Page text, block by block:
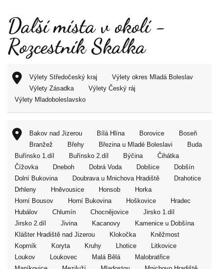
Další místa v okolí -
Rozcestník Skalka
Výlety Středočeský kraj
Výlety okres Mladá Boleslav
Výlety Zásadka
Výlety Český ráj
Výlety Mladoboleslavsko
Bakov nad Jizerou Bílá Hlína Borovice
Boseň
Branžež
Břehy Březina u Mladé Boleslavi
Buda
Buřínsko 1.díl
Buřínsko 2.díl Býčina
Čihátka
Čížovka
Dneboh Dobrá Voda Dobšice
Dobšín
Dolní Bukovina
Doubrava u Mnichova Hradiště
Drahotice
Drhleny
Hněvousice Honsob
Horka
Horní Bousov
Horní Bukovina Hoškovice
Hradec
Hubálov
Chlumín Chocnějovice
Jirsko 1.díl
Jirsko 2.díl
Jivina Kacanovy
Kamenice u Dobšína
Klášter Hradiště nad Jizerou
Klokočka
Kněžmost
Koprník
Koryta Kruhy Lhotice
Litkovice
Loukov
Loukovec Malá Bělá
Malobratřice